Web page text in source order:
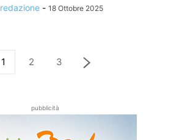
redazione - 18 Ottobre 2025
1 2 3
pubblicità